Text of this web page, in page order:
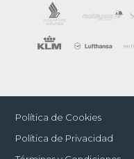
Política de Cookies
Política de Privacidad